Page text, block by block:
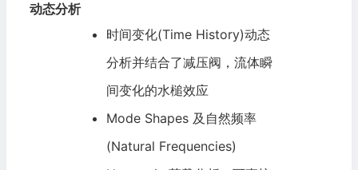
动态分析
时间变化(Time History)动态
分析并结合了减压阀，流体瞬
间变化的水槌效应
Mode Shapes 及自然频率
(Natural Frequencies)